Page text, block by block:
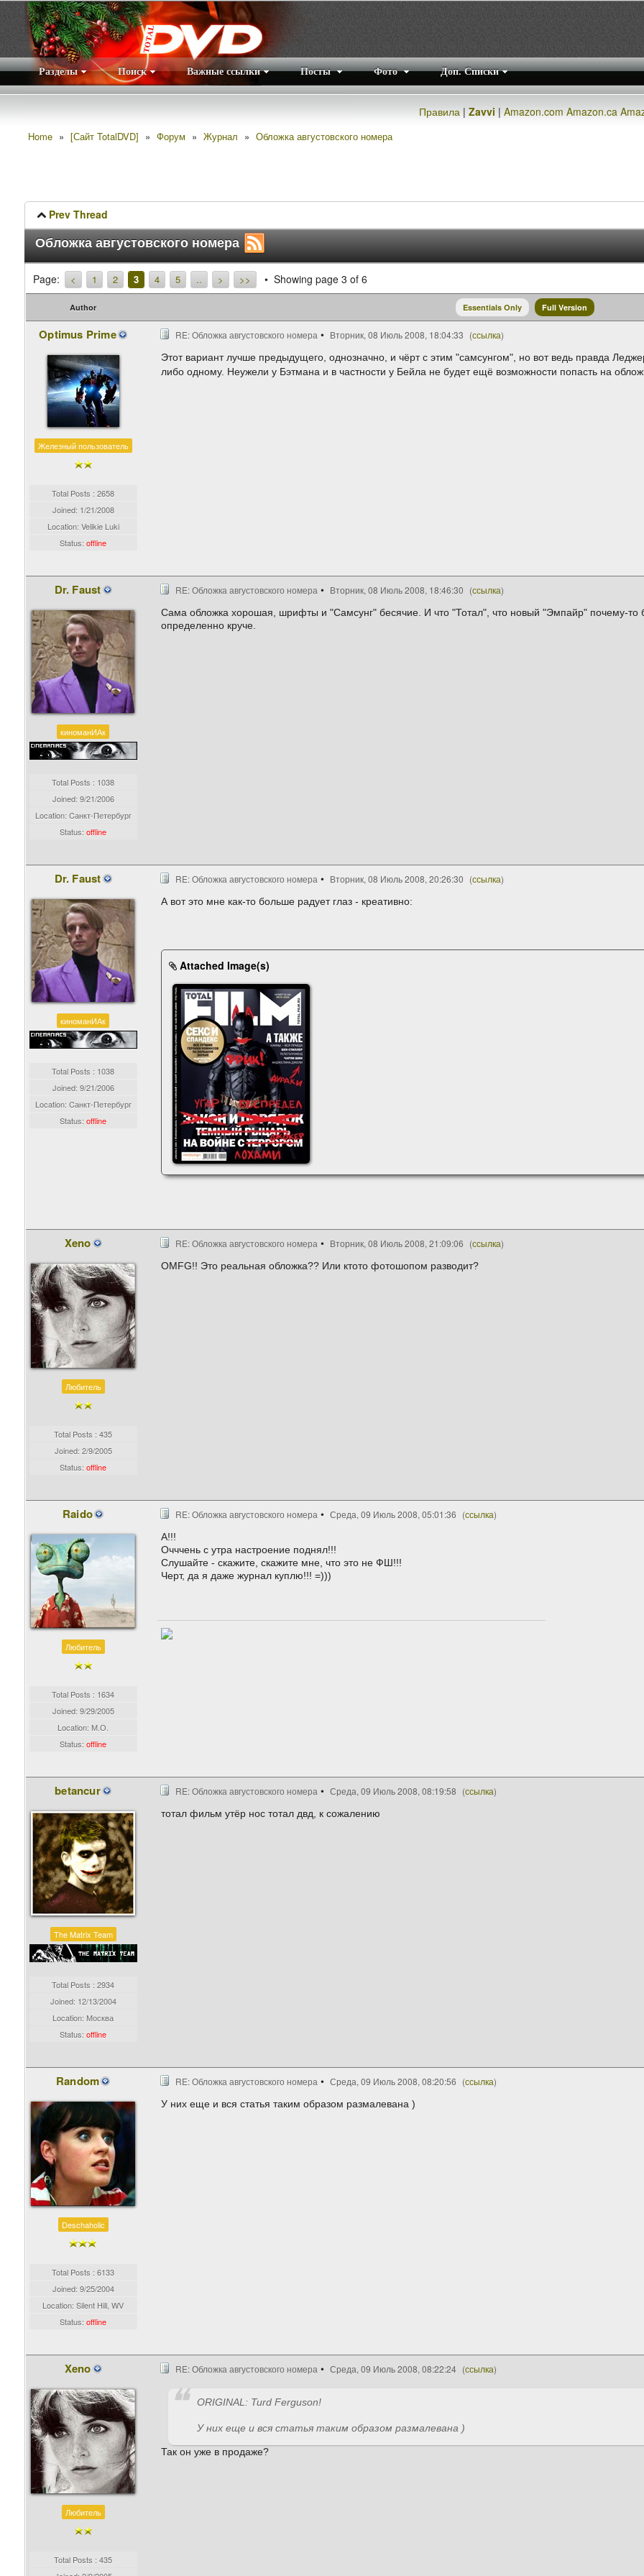
Разделы Поиск Важные ссылки Посты Фото Доп. Списки
Правила |Zavvi |Amazon.com Amazon.ca
Home » [Сайт TotalDVD] » Форум » Журнал » Обложка августовского номера
Prev Thread
Обложка августовского номера
Page: < 1 2 3 4 5 .. > >> Showing page 3 of 6
Author Essentials Only Full Version
Optimus Prime
Железный пользователь
Total Posts : 2658
Joined: 1/21/2008
Location: Velikie Luki
Status:offline
RE: Обложка августовского номера Вторник, 08 Июль 2008, 18:04:33 (ссылка)
Этот вариант лучше предыдущего, однозначно, и чёрт с этим "самсунгом", но вот ведь правда
либо одному. Неужели у Бэтмана и в частности у Бейла не будет ещё возможности попасть на
Dr. Faust
киноманИАк
Total Posts : 1038
Joined: 9/21/2006
Location: Cанкт-Петербург
Status:offline
RE: Обложка августовского номера Вторник, 08 Июль 2008, 18:46:30 (ссылка)
Cама обложка хорошая, шрифты и "Самсунг" бесячие. И что "Тотал", что новый "Эмпайр" почему-то
определенно круче.
Dr. Faust
киноманИАк
Total Posts : 1038
Joined: 9/21/2006
Location: Cанкт-Петербург
Status:offline
RE: Обложка августовского номера Вторник, 08 Июль 2008, 20:26:30 (ссылка)
А вот это мне как-то больше радует глаз - креативно:
Attached Image(s)
Xeno
Любитель
Total Posts : 435
Joined: 2/9/2005
Status:offline
RE: Обложка августовского номера Вторник, 08 Июль 2008, 21:09:06 (ссылка)
OMFG!! Это реальная обложка?? Или ктото фотошопом разводит?
Raido
Любитель
Total Posts : 1634
Joined: 9/29/2005
Location: М.О.
Status:offline
RE: Обложка августовского номера Среда, 09 Июль 2008, 05:01:36 (ссылка)
А!!!
Очччень с утра настроение поднял!!!
Слушайте - скажите, скажите мне, что это не ФШ!!!
Черт, да я даже журнал куплю!!! =)))
betancur
The Matrix Team
Total Posts : 2934
Joined: 12/13/2004
Location: Москва
Status:offline
RE: Обложка августовского номера Среда, 09 Июль 2008, 08:19:58 (ссылка)
тотал фильм утёр нос тотал двд, к сожалению
Random
Deschaholic
Total Posts : 6133
Joined: 9/25/2004
Location: Silent Hill, WV
Status:offline
RE: Обложка августовского номера Среда, 09 Июль 2008, 08:20:56 (ссылка)
У них еще и вся статья таким образом размалевана )
Xeno
Любитель
Total Posts : 435
RE: Обложка августовского номера Среда, 09 Июль 2008, 08:22:24 (ссылка)
ORIGINAL: Turd Ferguson!
У них еще и вся статья таким образом размалевана )
Так он уже в продаже?